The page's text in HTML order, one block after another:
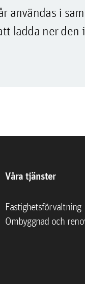
användas i
ladda ner den
Våra tjänster
Fastighetsförvaltning
Ombyggnad och